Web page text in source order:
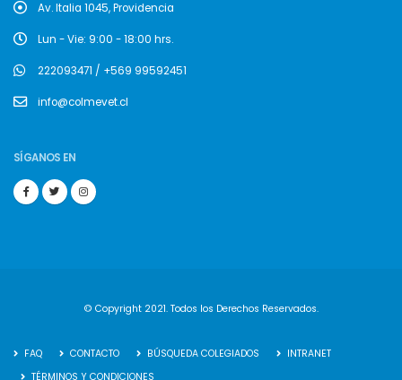
Av. Italia 1045, Providencia
Lun - Vie: 9:00 - 18:00 hrs.
222093471 / +569 99592451
info@colmevet.cl
SÍGANOS EN
© Copyright 2021. Todos los Derechos Reservados.
FAQ CONTACTO BÚSQUEDA COLEGIADOS
INTRANET
TÉRMINOS Y CONDICIONES